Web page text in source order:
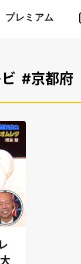
プレミアム
#京都府